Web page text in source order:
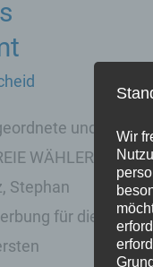
und
WÄHLER
Stephan
für die
Wir